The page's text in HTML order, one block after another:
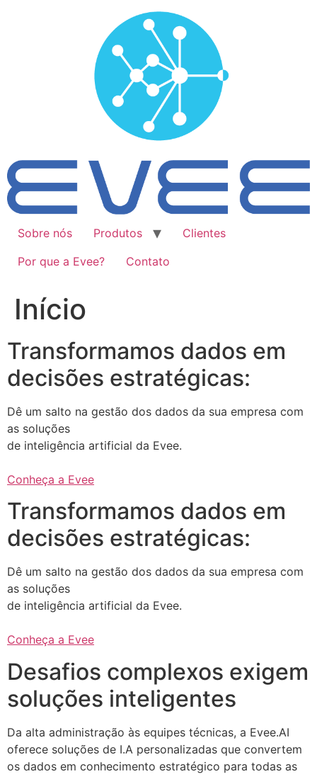
Sobre nós Produtos
Clientes
Por que a Evee?
Contato
Início
Transformamos dados em
decisões estratégicas:
Dê um salto na gestão dos dados da sua empresa com
as soluções
de inteligência artificial da Evee.
Conheça a Evee
Transformamos dados em
decisões estratégicas:
Dê um salto na gestão dos dados da sua empresa com
as soluções
de inteligência artificial da Evee.
Conheça a Evee
Desafios complexos exigem
soluções inteligentes
Da alta administração às equipes técnicas, a Evee.AI
oferece soluções de I.A personalizadas que convertem
os dados em conhecimento estratégico para todas as